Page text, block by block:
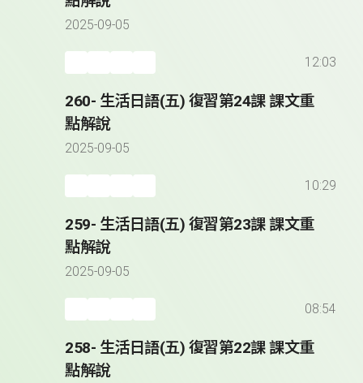
2025-09-05
12:03
260- 生活日語(五) 復習第24課 課文重
點解說
2025-09-05
10:29
259- 生活日語(五) 復習第23課 課文重
點解說
2025-09-05
08:54
258- 生活日語(五) 復習第22課 課文重
點解說